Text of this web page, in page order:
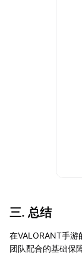
三. 总结
在VALORANT手
团队配合的基础保